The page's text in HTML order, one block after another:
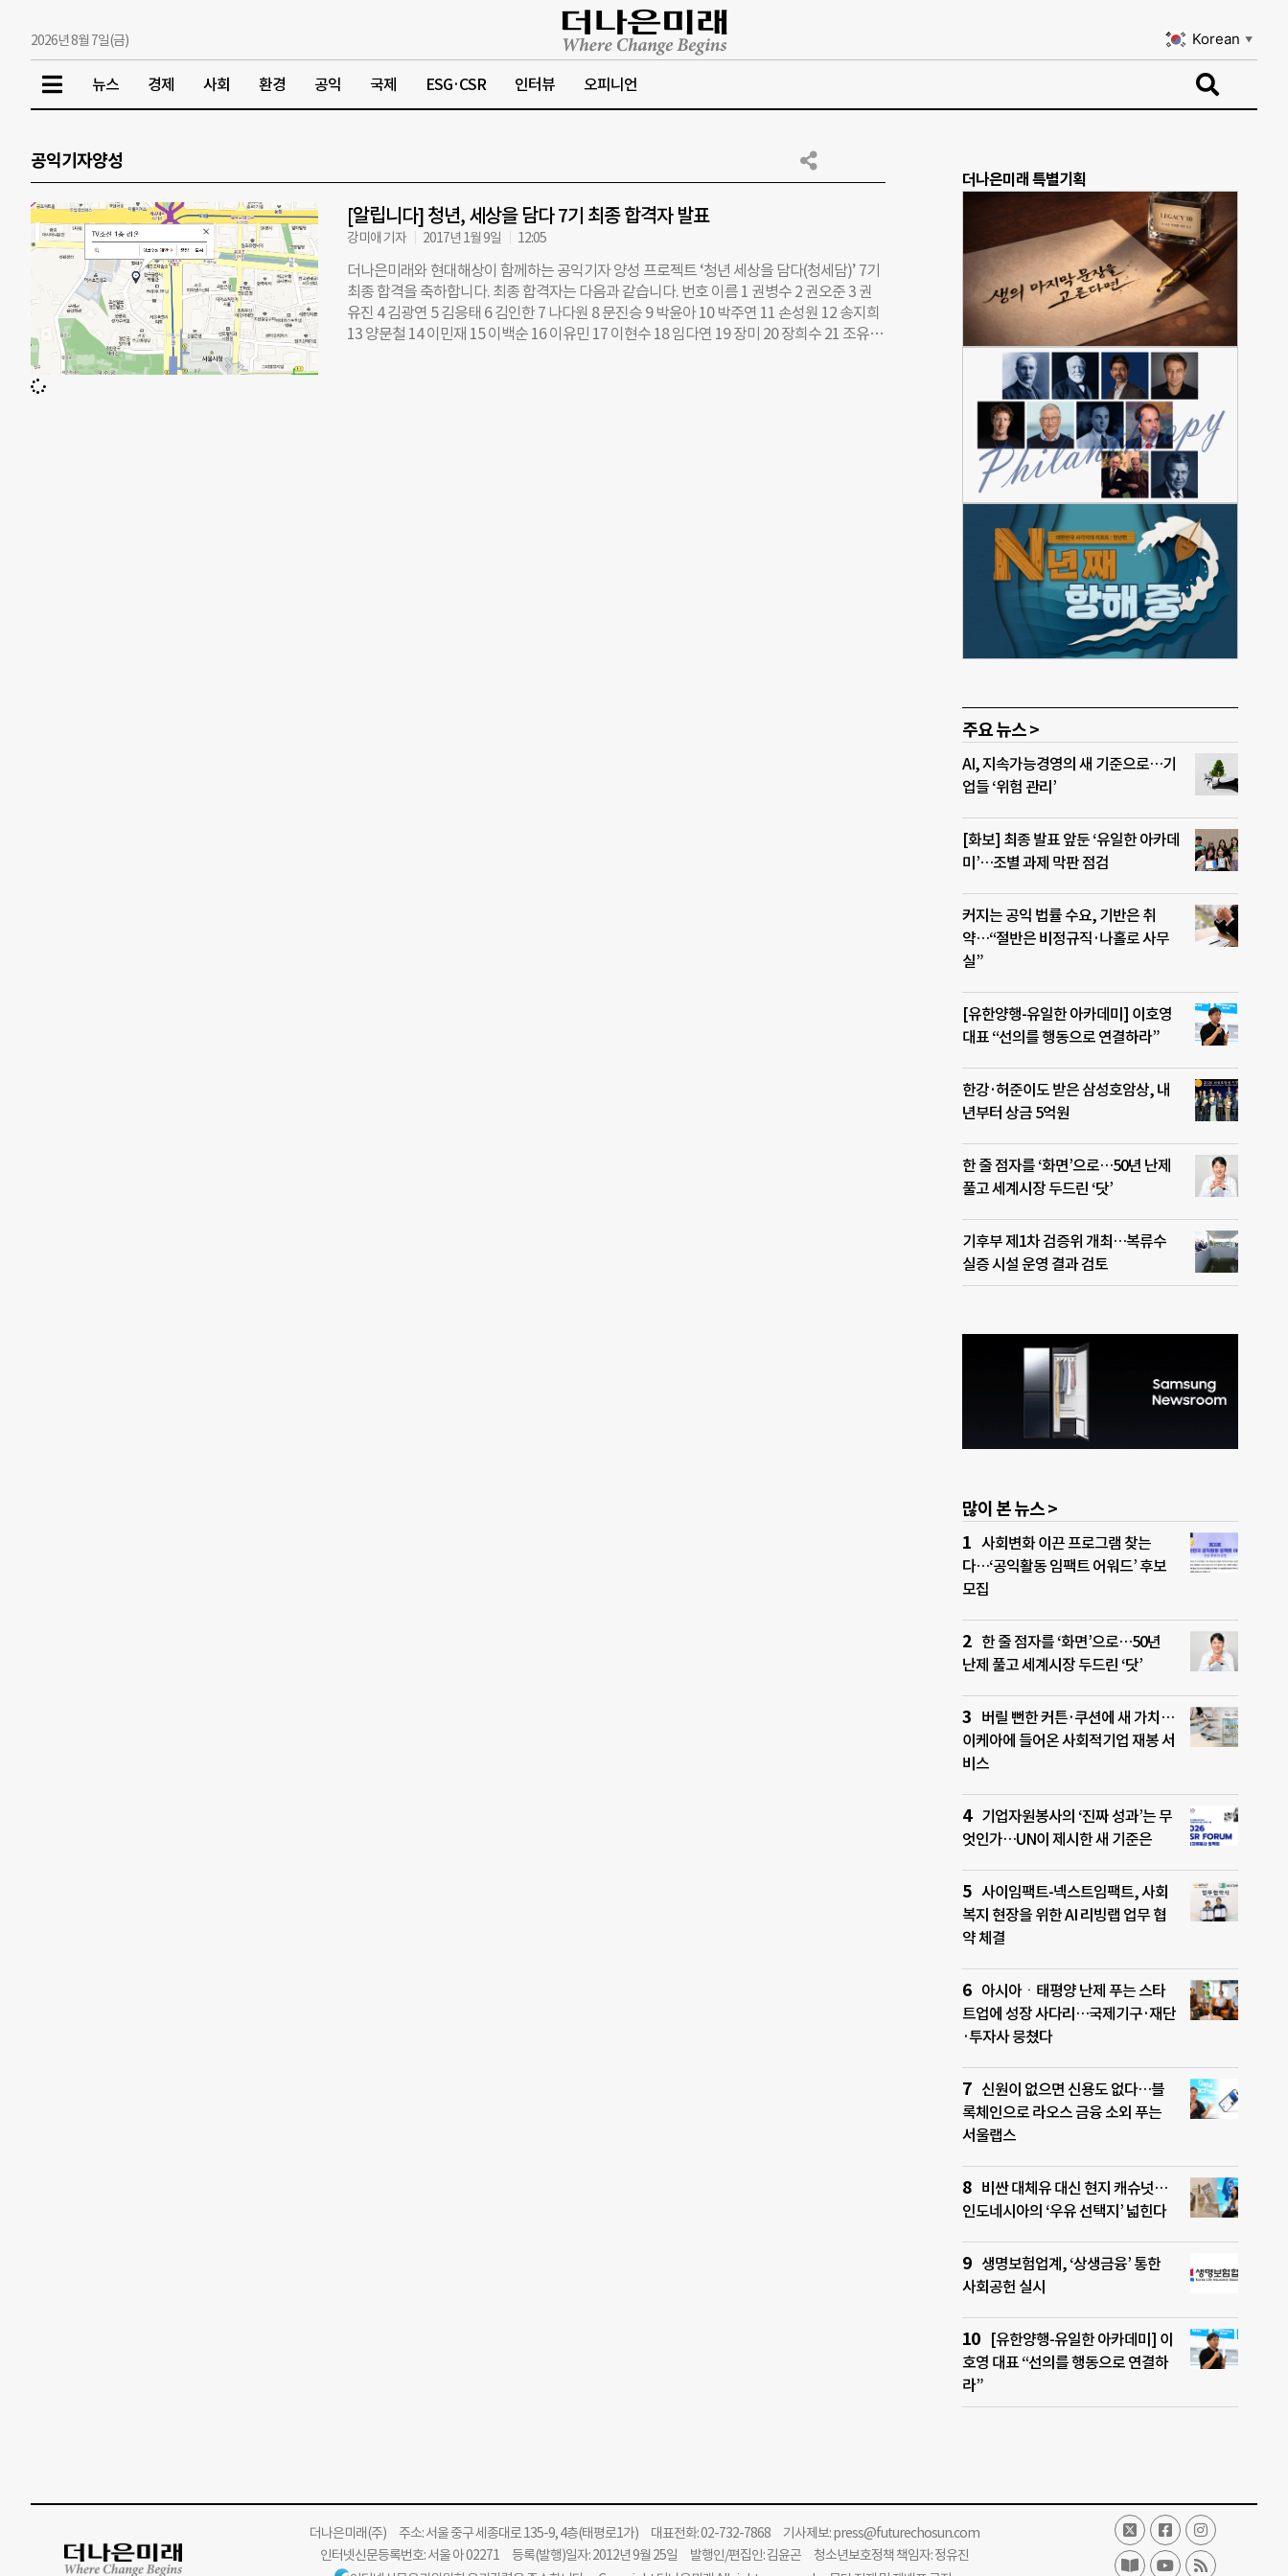
2026년 8월 7일(금) Korean ▼
뉴스 경제 사회 환경 공익 국제 ESG·CSR 인터뷰 오피니언
공익기자양성
[알립니다] 청년, 세상을 담다 7기 최종 합격자 발표
강미애 기자 2017년 1월 9일 12:05
더나은미래와 현대해상이 함께하는 공익기자 양성 프로젝트 ‘청년 세상을 담다(청세담)’ 7기
최종 합격을 축하합니다. 최종 합격자는 다음과 같습니다. 번호 이름 1 권병수 2 권오준 3 권
유진 4 김광연 5 김응태 6 김인한 7 나다원 8 문진승 9 박윤아 10 박주연 11 손성원 12 송지희
13 양문철 14 이민재 15 이백순 16 이유민 17 이현수 18 임다연 19 장미 20 장희수 21 조유라
더나은미래 특별기획
주요 뉴스 >
AI, 지속가능경영의 새 기준으로…기
업들 ‘위험 관리’
[화보] 최종 발표 앞둔 ‘유일한 아카데
미’…조별 과제 막판 점검
커지는 공익 법률 수요, 기반은 취
약…“절반은 비정규직·나홀로 사무
실”
[유한양행-유일한 아카데미] 이호영
대표 “선의를 행동으로 연결하라”
한강·허준이도 받은 삼성호암상, 내
년부터 상금 5억원
한 줄 점자를 ‘화면’으로…50년 난제
풀고 세계시장 두드린 ‘닷’
기후부 제1차 검증위 개최…복류수
실증 시설 운영 결과 검토
많이 본 뉴스 >
사회변화 이끈 프로그램 찾는
다…‘공익활동 임팩트 어워드’ 후보
모집
한 줄 점자를 ‘화면’으로…50년
난제 풀고 세계시장 두드린 ‘닷’
버릴 뻔한 커튼·쿠션에 새 가치…
이케아에 들어온 사회적기업 재봉 서
비스
기업자원봉사의 ‘진짜 성과’는 무
엇인가…UN이 제시한 새 기준은
사이임팩트-넥스트임팩트, 사회
복지 현장을 위한 AI 리빙랩 업무 협
약 체결
아시아ㆍ태평양 난제 푸는 스타
트업에 성장 사다리…국제기구·재단
·투자사 뭉쳤다
신원이 없으면 신용도 없다…블
록체인으로 라오스 금융 소외 푸는
서울랩스
비싼 대체유 대신 현지 캐슈넛…
인도네시아의 ‘우유 선택지’ 넓힌다
생명보험업계, ‘상생금융’ 통한
사회공헌 실시
[유한양행-유일한 아카데미] 이
호영 대표 “선의를 행동으로 연결하
라”
더나은미래(주)주소: 서울 중구 세종대로 135-9, 4층(태평로1가) 대표전화: 02-732-7868 기사제보:press@futurechosun.com
인터넷신문등록번호: 서울 아 02271 등록(발행)일자: 2012년 9월 25일 발행인/편집인: 김윤곤 청소년보호정책 책임자: 정유진